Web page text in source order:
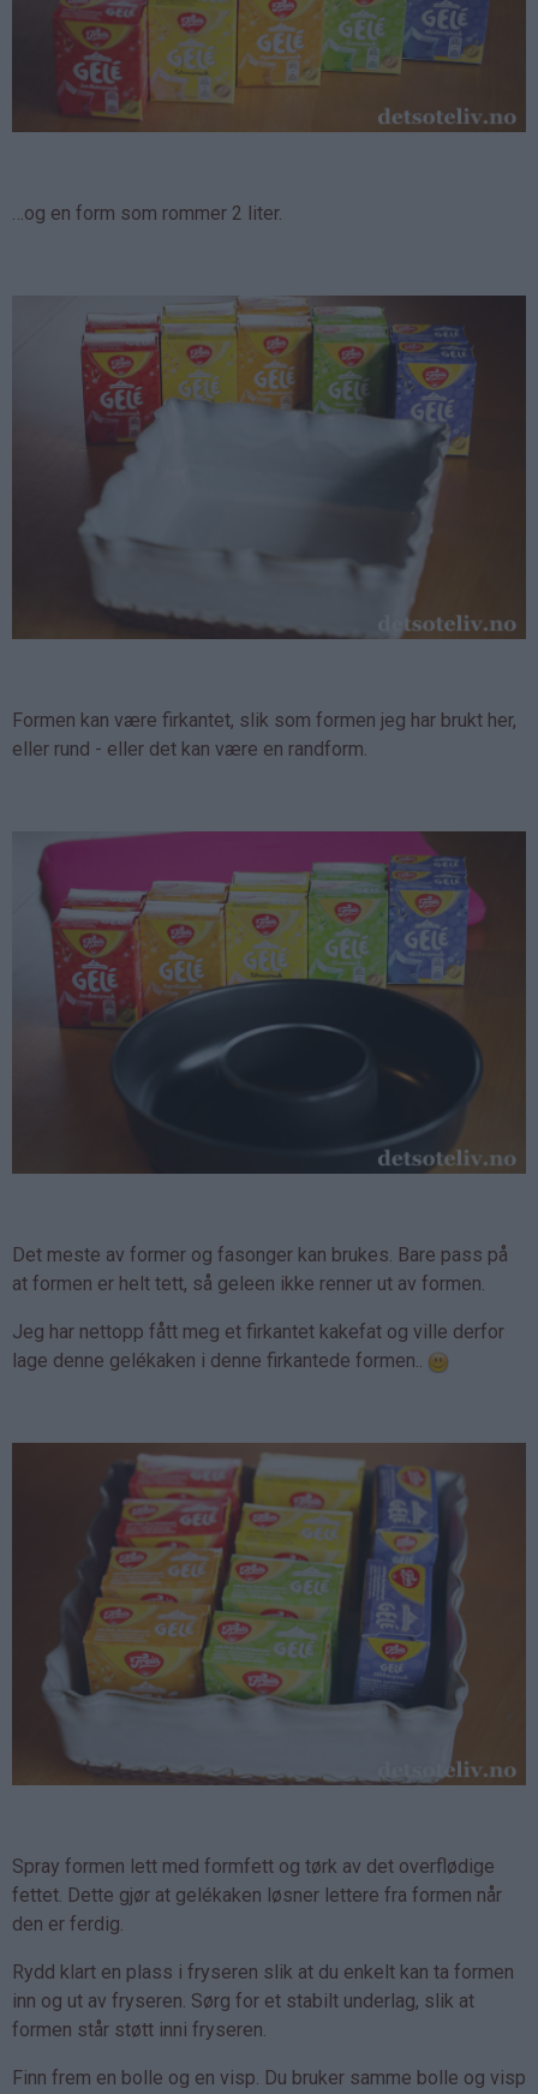
…og en form som rommer 2 liter.
Formen kan være firkantet, slik som formen jeg har brukt her,
eller rund - eller det kan være en randform.
Det meste av former og fasonger kan brukes. Bare pass på
at formen er helt tett, så geleen ikke renner ut av formen.
Jeg har nettopp fått meg et firkantet kakefat og ville derfor
lage denne gelékaken i denne firkantede formen..
Spray formen lett med formfett og tørk av det overflødige
fettet. Dette gjør at gelékaken løsner lettere fra formen når
den er ferdig.
Rydd klart en plass i fryseren slik at du enkelt kan ta formen
inn og ut av fryseren. Sørg for et stabilt underlag, slik at
formen står støtt inni fryseren.
Finn frem en bolle og en visp. Du bruker samme bolle og visp